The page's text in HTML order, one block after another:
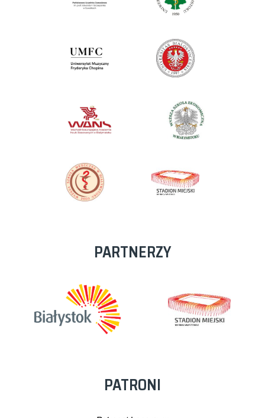
PARTNERZY
PATRONI